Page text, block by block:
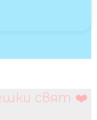
свят ❤️